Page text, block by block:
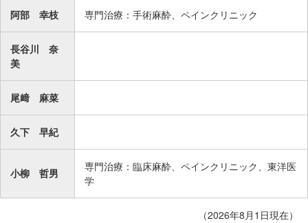
阿部 幸枝 専門治療：手術麻酔、ペインクリニック
長谷川 奈
美
尾﨑 麻菜
久下 早紀
小柳 哲男
専門治療：臨床麻酔、ペインクリニック、東洋医
学
（2026年8月1日現在）